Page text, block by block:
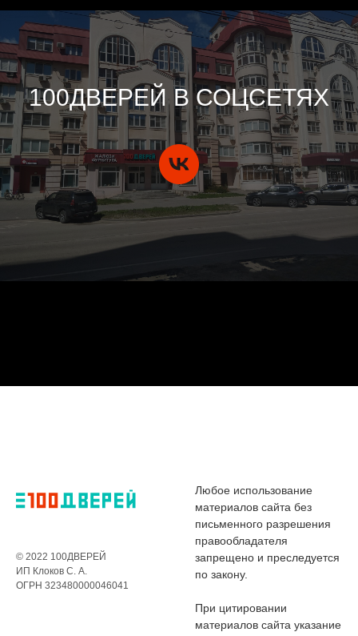
100ДВЕРЕЙ В СОЦСЕТЯХ
© 2022 100ДВЕРЕЙ
ИП Клоков С. А.
ОГРН 323480000046041
Любое использование
материалов сайта без
письменного разрешения
правообладателя
запрещено и преследуется
по закону.
При цитировании
материалов сайта указание